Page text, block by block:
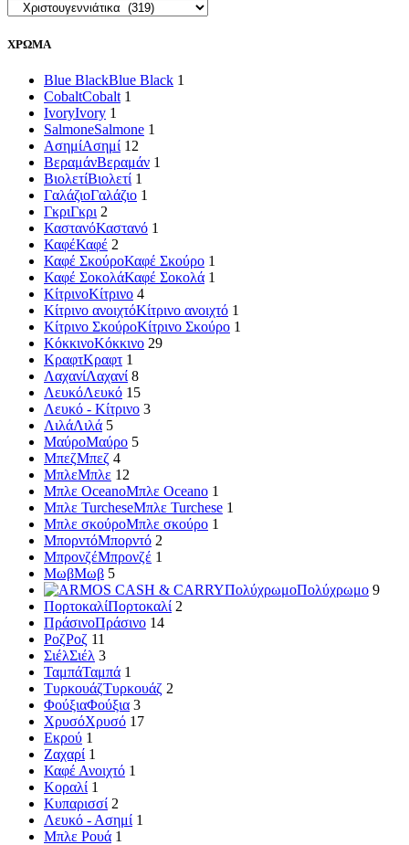
ΧΡΩΜΑ
Blue BlackBlue Black 1
CobaltCobalt 1
IvoryIvory 1
SalmoneSalmone 1
ΑσημίΑσημί 12
ΒεραμάνΒεραμάν 1
ΒιολετίΒιολετί 1
ΓαλάζιοΓαλάζιο 1
ΓκριΓκρι 2
ΚαστανόΚαστανό 1
ΚαφέΚαφέ 2
Καφέ ΣκούροΚαφέ Σκούρο 1
Καφέ ΣοκολάΚαφέ Σοκολά 1
ΚίτρινοΚίτρινο 4
Κίτρινο ανοιχτόΚίτρινο ανοιχτό 1
Κίτρινο ΣκούροΚίτρινο Σκούρο 1
ΚόκκινοΚόκκινο 29
ΚραφτΚραφτ 1
ΛαχανίΛαχανί 8
ΛευκόΛευκό 15
Λευκό - Κίτρινο 3
ΛιλάΛιλά 5
ΜαύροΜαύρο 5
ΜπεζΜπεζ 4
ΜπλεΜπλε 12
Μπλε OceanoΜπλε Oceano 1
Μπλε TurcheseΜπλε Turchese 1
Μπλε σκούροΜπλε σκούρο 1
ΜπορντόΜπορντό 2
ΜπρονζέΜπρονζέ 1
ΜωβΜωβ 5
ΠολύχρωμοΠολύχρωμο 9
ΠορτοκαλίΠορτοκαλί 2
ΠράσινοΠράσινο 14
ΡοζΡοζ 11
ΣιέλΣιέλ 3
ΤαμπάΤαμπά 1
ΤυρκουάζΤυρκουάζ 2
ΦούξιαΦούξια 3
ΧρυσόΧρυσό 17
Εκρού 1
Ζαχαρί 1
Καφέ Ανοιχτό 1
Κοραλί 1
Κυπαρισσί 2
Λευκό - Ασημί 1
Μπλε Ρουά 1